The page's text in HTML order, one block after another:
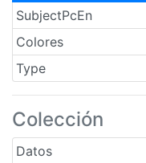
SubjectPcEn
Colores
Type
Colección
Datos